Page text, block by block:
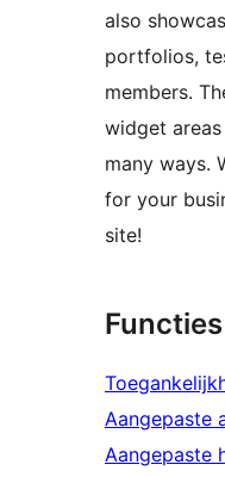
also
portfolios,
members.
widget
many ways.
for your
site!
Functies
Aangepaste
Aangepaste